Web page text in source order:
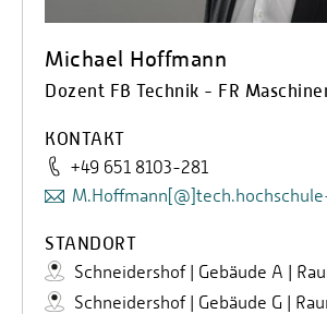
Michael Hoffmann
Dozent FB Technik - FR
KONTAKT
+49 651 8103-281
STANDORT
Schneidershof | Gebäude A |
Schneidershof | Gebäude G |